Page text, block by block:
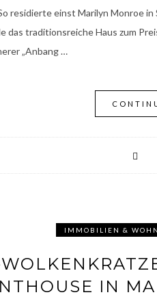
residierte einst Marilyn Monroe
das traditionsreiche Haus zum
„Anbang …
IMMOBILIEN &
IN